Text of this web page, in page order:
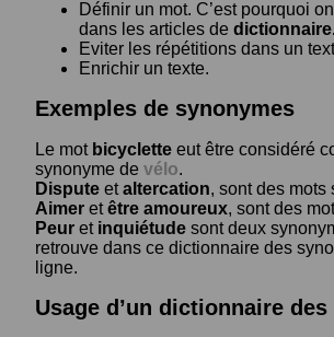
Définir un mot. C’est pourquoi
dans les articles de
Eviter les répétitions dans un
Enrichir un texte.
Exemples de synonymes
Le mot bicyclette eut être considéré
synonyme de vélo.
Dispute etaltercation, sont des mots
Aimer etêtre amoureux, sont des
Peur et inquiétude sont deux
retrouve dans ce dictionnaire des
ligne.
Usage d’un dictionnaire